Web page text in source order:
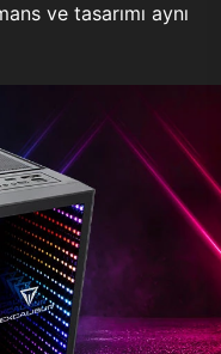
ve tasarımı aynı